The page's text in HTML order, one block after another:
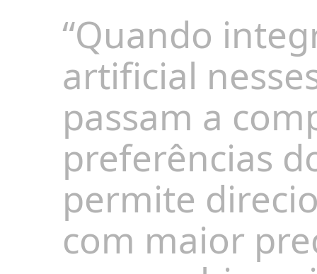
“Quando
artificial
passam a
preferências
permite
com maior